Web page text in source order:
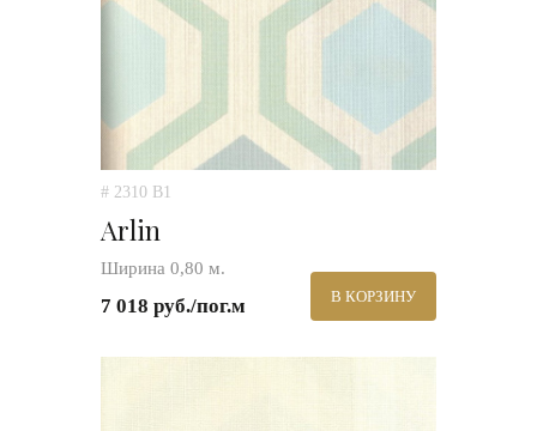
# 2310 B1
Arlin
Ширина 0,80 м.
7 018 руб./пог.м В КОРЗИНУ